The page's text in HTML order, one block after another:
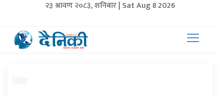
२३ श्रावण २०८३, शनिबार | Sat Aug 8 2026